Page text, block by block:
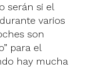
serán si el
varios
son
para el
hay mucha